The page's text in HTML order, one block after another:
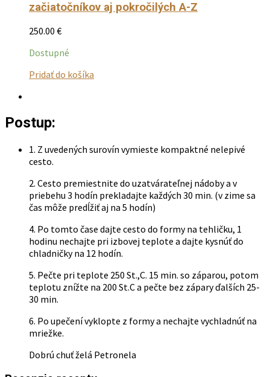
začiatočníkov aj pokročilých A-Z
250.00 €
Dostupné
Pridať do košíka
si
na
stránke
produktu.
Postup:
1. Z uvedených surovín vymieste kompaktné nelepivé
cesto.
2. Cesto premiestnite do uzatvárateľnej nádoby a v
priebehu 3 hodín prekladajte každých 30 min. (v zime sa
čas môže predĺžiť aj na 5 hodín)
4. Po tomto čase dajte cesto do formy na tehličku, 1
hodinu nechajte pri izbovej teplote a dajte kysnúť do
chladničky na 12 hodín.
5. Pečte pri teplote 250 St.,C. 15 min. so záparou, potom
teplotu znížte na 200 St.C a pečte bez zápary ďalších 25-
30 min.
6. Po upečení vyklopte z formy a nechajte vychladnúť na
mriežke.
Dobrú chuť želá Petronela